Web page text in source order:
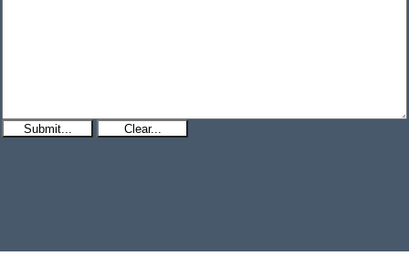
Submit... Clear...